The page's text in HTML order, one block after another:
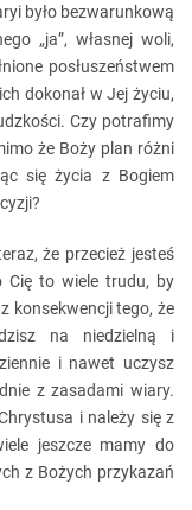
było bezwarunkową
„ja”, własnej woli,
posłuszeństwem
dokonał w Jej życiu,
Czy potrafimy
że Boży plan różni
się życia z Bogiem
że przecież jesteś
Cię to wiele trudu, by
konsekwencji tego, że
na niedzielną i
i nawet uczysz
z zasadami wiary.
i należy się z
jeszcze mamy do
z Bożych przykazań